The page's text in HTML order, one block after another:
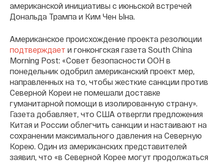
американской инициативы с июньской встречей
Дональда Трампа и Ким Чен Ына.
Американское происхождение проекта резолюции
подтверждает и гонконгская газета South China
Morning Post: «Совет безопасности ООН в
понедельник одобрил американский проект мер,
направленных на то, чтобы жесткие санкции против
Северной Кореи не помешали доставке
гуманитарной помощи в изолированную страну».
Газета добавляет, что США отвергли предложения
Китая и России облегчить санкции и настаивают на
сохранении максимального давления на Северную
Корею. Один из американских представителей
заявил, что «в Северной Корее могут продолжаться